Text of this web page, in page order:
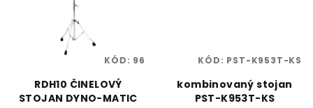
RDH10 ČINELOVÝ
STOJAN DYNO-MATIC
KÓD: 96
kombinovaný stojan
PST-K953T-KS
KÓD: PST-K953T-KS